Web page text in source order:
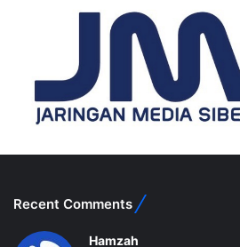
Recent Comments
Hamzah